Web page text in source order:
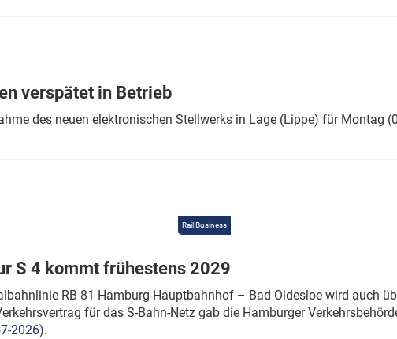
verspätet in Betrieb
des neuen elektronischen Stellwerks in Lage (Lippe) für Montag
Rail Business
S 4 kommt frühestens 2029
RB 81 Hamburg-Hauptbahnhof – Bad Oldesloe wird auch
für das S-Bahn-Netz gab die Hamburger
2026).